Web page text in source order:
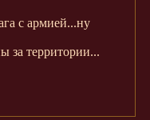
с армией...ну
за территории...